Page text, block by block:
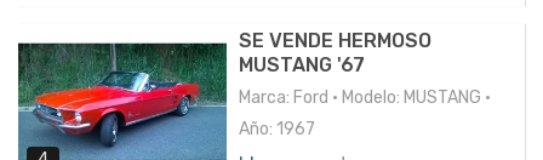
SE VENDE HERMOSO
MUSTANG '67
Marca: Ford • Modelo: MUSTANG •
Año: 1967